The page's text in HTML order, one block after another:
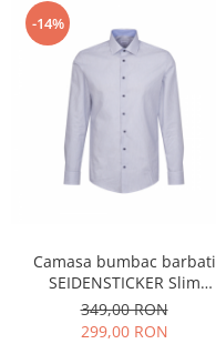
-14%
Camasa bumbac barbati
SEIDENSTICKER Slim
dungulite bleu/gri
349,00 RON
299,00 RON